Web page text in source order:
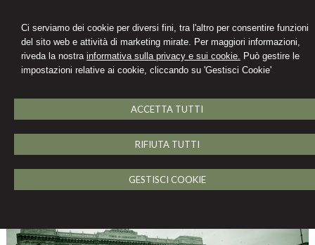
Ci serviamo dei cookie per diversi fini, tra l'altro per consentire funzioni
del sito web e attività di marketing mirate. Per maggiori informazioni,
riveda la nostra informativa sulla privacy e sui cookie. Può gestire le
impostazioni relative ai cookie, cliccando su 'Gestisci Cookie'
ACCETTA TUTTI
RIFIUTA TUTTI
GESTISCI COOKIE
MENU